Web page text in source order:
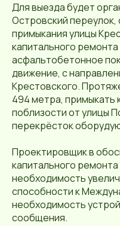
Для выезда будет
Островский
примыкания улицы
капитального
асфальтобетонное
движение, с
Крестовского.
494 метра, примыкать
поблизости от улицы
перекрёсток
Проектировщик в
капитального
необходимость
способности к
необходимость
сообщения.